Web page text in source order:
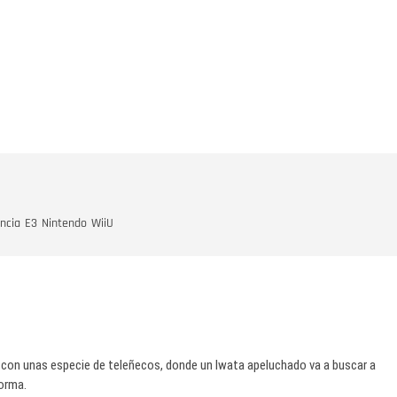
E3 Nintendo WiiU
unas especie de teleñecos, donde un Iwata apeluchado va a buscar a